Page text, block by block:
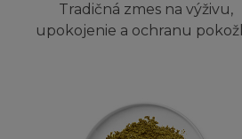
Tradičná zmes na výživu,
upokojenie a ochranu
zašlete váš
druhu,